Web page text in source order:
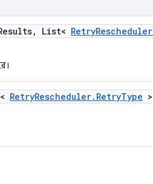
, List< RetryRescheduler
RetryRescheduler. RetryType >